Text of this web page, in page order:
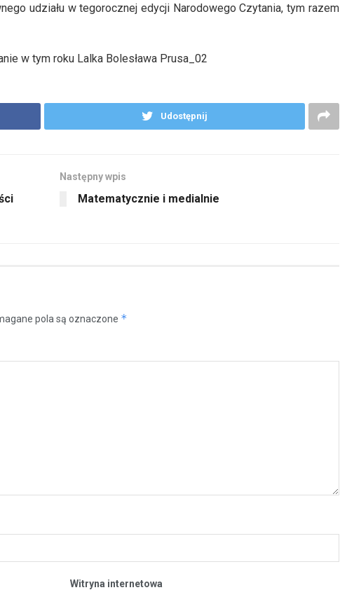
udziału w tegorocznej edycji Narodowego Czytania, tym razem
Udostępnij
Następny wpis
Matematycznie i medialnie
pola są oznaczone *
Witryna internetowa